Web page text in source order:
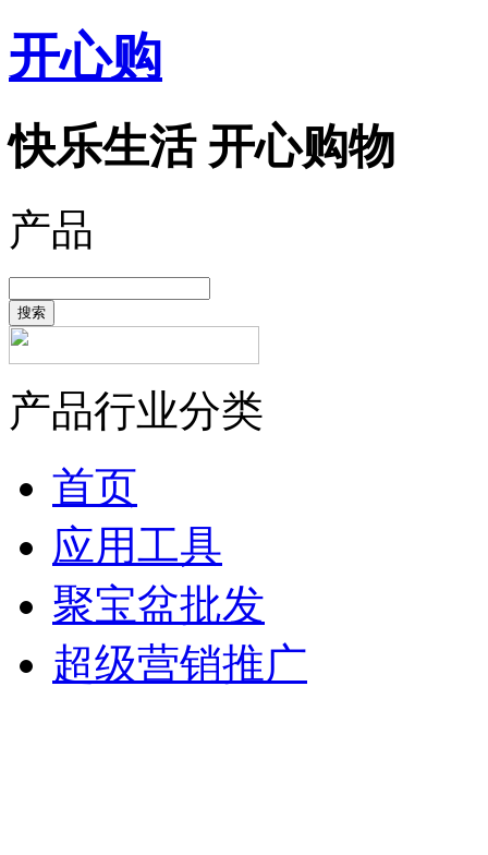
开心购
快乐生活 开心购物
产品
搜索
产品行业分类
首页
应用工具
聚宝盆批发
超级营销推广